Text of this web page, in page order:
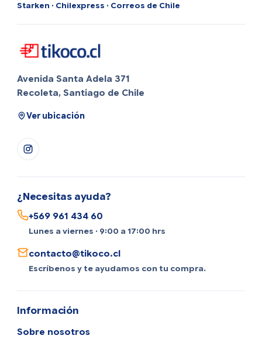
Starken · Chilexpress · Correos de Chile
Avenida Santa Adela 371
Recoleta, Santiago de Chile
Ver ubicación
¿Necesitas ayuda?
+569 961 434 60
Lunes a viernes · 9:00 a 17:00 hrs
contacto@tikoco.cl
Escríbenos y te ayudamos con tu compra.
Información
Sobre nosotros